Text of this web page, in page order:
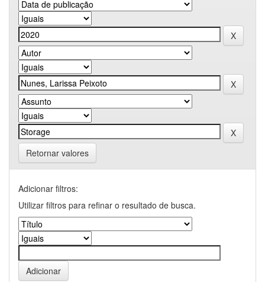
Retornar valores
Adicionar filtros:
Utilizar filtros para refinar o resultado de busca.